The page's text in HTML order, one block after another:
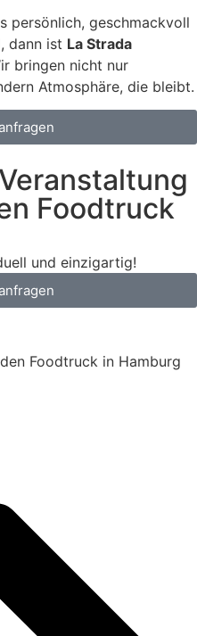
persönlich, geschmackvoll
dann ist La Strada
bringen nicht nur
Atmosphäre, die bleibt.
Foodtruck
und einzigartig!
Foodtruck in Hamburg